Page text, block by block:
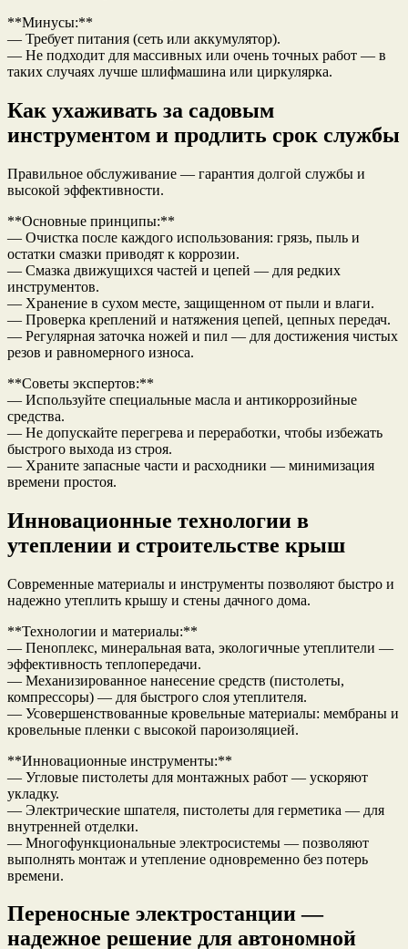
**Минусы:**
— Требует питания (сеть или аккумулятор).
— Не подходит для массивных или очень точных работ — в
таких случаях лучше шлифмашина или циркулярка.
Как ухаживать за садовым
инструментом и продлить срок службы
Правильное обслуживание — гарантия долгой службы и
высокой эффективности.
**Основные принципы:**
— Очистка после каждого использования: грязь, пыль и
остатки смазки приводят к коррозии.
— Смазка движущихся частей и цепей — для редких
инструментов.
— Хранение в сухом месте, защищенном от пыли и влаги.
— Проверка креплений и натяжения цепей, цепных передач.
— Регулярная заточка ножей и пил — для достижения чистых
резов и равномерного износа.
**Советы экспертов:**
— Используйте специальные масла и антикоррозийные
средства.
— Не допускайте перегрева и переработки, чтобы избежать
быстрого выхода из строя.
— Храните запасные части и расходники — минимизация
времени простоя.
Инновационные технологии в
утеплении и строительстве крыш
Современные материалы и инструменты позволяют быстро и
надежно утеплить крышу и стены дачного дома.
**Технологии и материалы:**
— Пеноплекс, минеральная вата, экологичные утеплители —
эффективность теплопередачи.
— Механизированное нанесение средств (пистолеты,
компрессоры) — для быстрого слоя утеплителя.
— Усовершенствованные кровельные материалы: мембраны и
кровельные пленки с высокой пароизоляцией.
**Инновационные инструменты:**
— Угловые пистолеты для монтажных работ — ускоряют
укладку.
— Электрические шпателя, пистолеты для герметика — для
внутренней отделки.
— Многофункциональные электросистемы — позволяют
выполнять монтаж и утепление одновременно без потерь
времени.
Переносные электростанции —
надежное решение для автономной